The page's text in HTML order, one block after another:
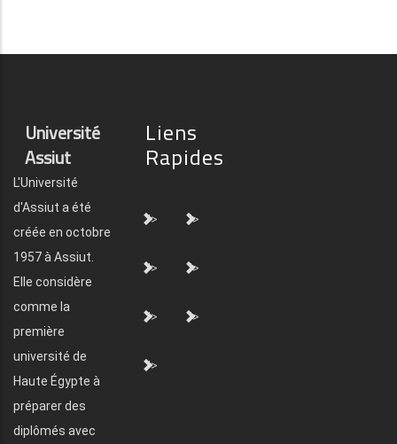
Université
Assiut
L'Université
d'Assiut a été
créée en octobre
1957 à Assiut.
Elle considère
comme la
première
université de
Haute Égypte à
préparer des
diplômés avec
Liens
Rapides
"> ">
"> ">
"> ">
">